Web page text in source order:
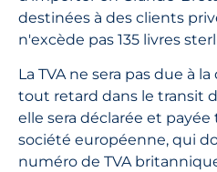
destinées à des clients
n'excède pas 135 livres
La TVA ne sera pas due à
tout retard dans le transit
elle sera déclarée et
société européenne, qui
numéro de TVA